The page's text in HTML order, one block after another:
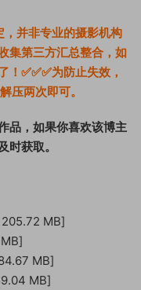
，并非专业的摄影机构
集第三方汇总整合，如
✅✅✅为防止失效，
压两次即可。
品，如果你喜欢该博主
时获取。
MB]
MB]
MB]